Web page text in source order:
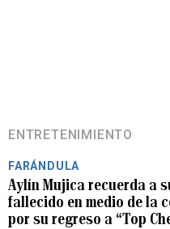
ENTRETENIMIENTO
FARÁNDULA
Aylín Mujica recuerda a
fallecido en medio de la
por su regreso a “Top